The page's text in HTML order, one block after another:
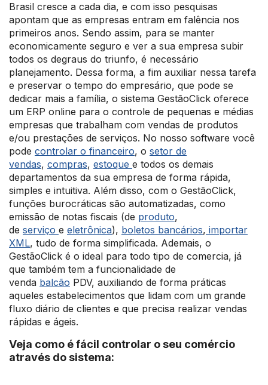
Brasil cresce a cada dia, e com isso pesquisas
apontam que as empresas entram em falência nos
primeiros anos. Sendo assim, para se manter
economicamente seguro e ver a sua empresa subir
todos os degraus do triunfo, é necessário
planejamento. Dessa forma, a fim auxiliar nessa tarefa
e preservar o tempo do empresário, que pode se
dedicar mais a família, o sistema GestãoClick oferece
um ERP online para o controle de pequenas e médias
empresas que trabalham com vendas de produtos
e/ou prestações de serviços. No nosso software você
pode controlar o financeiro, o setor de
vendas, compras, estoque e todos os demais
departamentos da sua empresa de forma rápida,
simples e intuitiva. Além disso, com o GestãoClick,
funções burocráticas são automatizadas, como
emissão de notas fiscais (de produto,
de serviço e eletrônica), boletos bancários, importar
XML, tudo de forma simplificada. Ademais, o
GestãoClick é o ideal para todo tipo de comercia, já
que também tem a funcionalidade de
venda balcão PDV, auxiliando de forma práticas
aqueles estabelecimentos que lidam com um grande
fluxo diário de clientes e que precisa realizar vendas
rápidas e ágeis.
Veja como é fácil controlar o seu comércio
através do sistema: